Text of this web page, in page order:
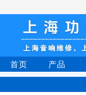
首页 产品